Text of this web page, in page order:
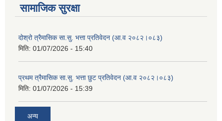
सामाजिक सुरक्षा
दोश्रो त्रैमासिक सा.सु. भत्ता प्रतिवेदन (आ.व २०८२।०८३)
मिति: 01/07/2026 - 15:40
प्रथम त्रैमासिक सा.सु. भत्ता छुट प्रतिवेदन (आ.व २०८२।०८३)
मिति: 01/07/2026 - 15:39
अन्य